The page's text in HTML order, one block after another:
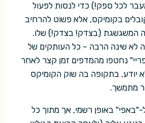
לכל ספק!) כדי לנסות לפעול
בקומיקס, אלא פשוט להרחיב
המשגשגת (בצדק! בצדק!) שלו.
לא שינה הרבה – כל העותקים של
נחטפו מהמדפים זמן קצר לאחר
יודע, בתקופה בה שוק הקומיקס
מתמשך.
"באפי" באופן רשמי, אך מתוך כל